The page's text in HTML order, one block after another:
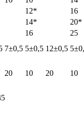
12*
16
14*
20*
16
25
7±0,5 5±0,5 12±0,5
20 10 20 10